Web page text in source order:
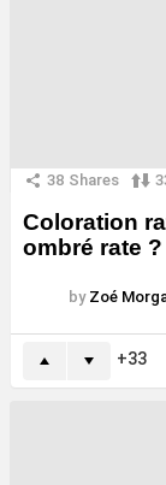
38 Shares
Coloration
ombré rate ?
by Zoé
33